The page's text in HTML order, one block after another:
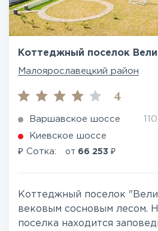
Коттеджный поселок
Малоярославецкий район
4
Варшавское шоссе
Киевское шоссе
₽ Сотка: от 66 253 ₽
Коттеджный поселок
вековым сосновым лесом.
поселка находится